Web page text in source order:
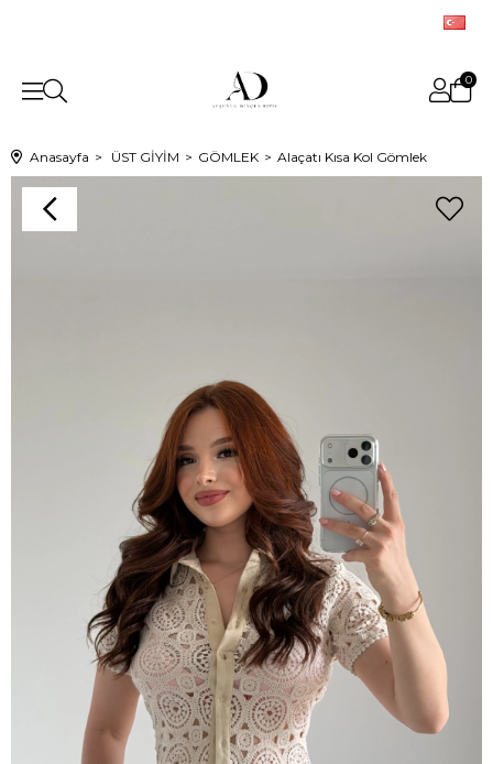
0
Anasayfa ÜST GİYİM GÖMLEK Alaçatı Kısa Kol Gömlek